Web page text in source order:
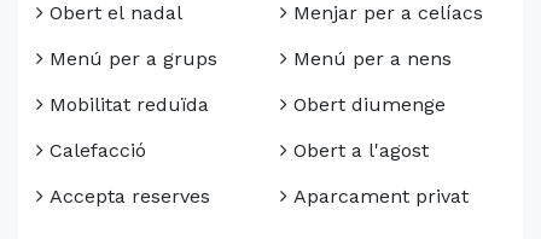
Obert el nadal
Menú per a grups
Mobilitat reduïda
Calefacció
Accepta reserves
Menjar per a celíacs
Menú per a nens
Obert diumenge
Obert a l'agost
Aparcament privat